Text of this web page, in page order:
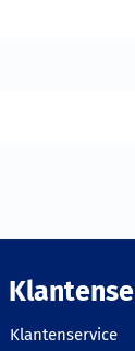
Klantenservice